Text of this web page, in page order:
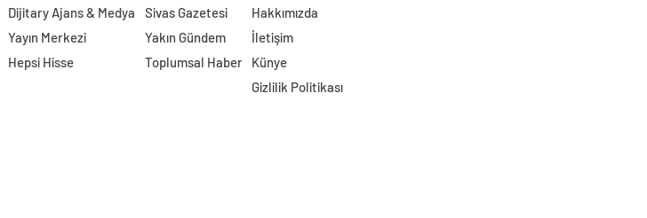
Dijitary Ajans & Medya
Yayın Merkezi
Hepsi Hisse
Sivas Gazetesi
Yakın Gündem
Toplumsal Haber
Hakkımızda
İletişim
Künye
Gizlilik Politikası